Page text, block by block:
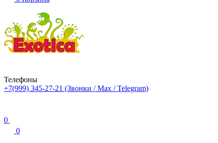
Телефоны
+7(999) 345-27-21 (Звонки / Max / Telegram)
0
0